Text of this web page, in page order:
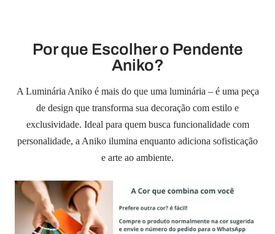
Por que Escolher o Pendente
Aniko?
A Luminária Aniko é mais do que uma luminária – é uma peça
de design que transforma sua decoração com estilo e
exclusividade. Ideal para quem busca funcionalidade com
personalidade, a Aniko ilumina enquanto adiciona sofisticação
e arte ao ambiente.